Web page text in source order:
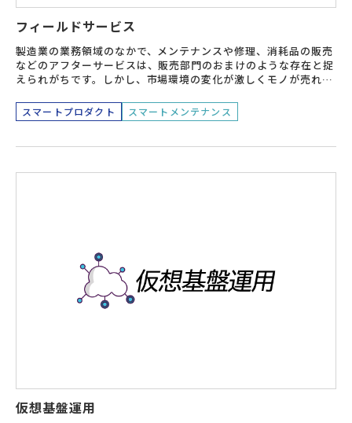
フィールドサービス
製造業の業務領域のなかで、メンテナンスや修理、消耗品の販売
などのアフターサービスは、販売部門のおまけのような存在と捉
えられがちです。しかし、市場環境の変化が激しくモノが売れな
めています。
スマートプロダクト スマートメンテナンス
仮想基盤運用